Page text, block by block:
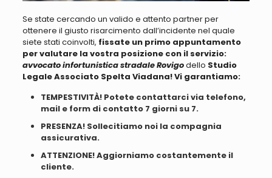
Se state cercando un valido e attento partner per
ottenere il giusto risarcimento dall’incidente nel quale
siete stati coinvolti, fissate un primo appuntamento
per valutare la vostra posizione con il servizio:
avvocato infortunistica stradale Rovigodello Studio
Legale Associato Spelta Viadana! Vi garantiamo:
TEMPESTIVITÀ! Potete contattarci via telefono,
mail e form di contatto 7 giorni su 7.
PRESENZA! Sollecitiamo noi la compagnia
assicurativa.
ATTENZIONE! Aggiorniamo costantemente il
cliente.